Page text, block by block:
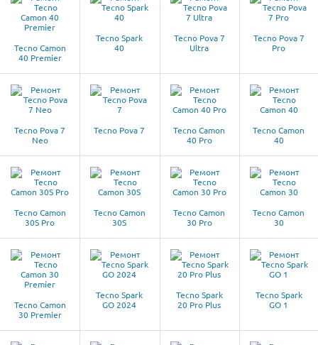
Tecno Camon
40 Premier
Tecno Spark
40
Tecno Pova 7
Ultra
Tecno Pova 7
Pro
Tecno Pova 7
Neo
Tecno Pova 7
Tecno Camon
40 Pro
Tecno Camon
40
Tecno Camon
30S Pro
Tecno Camon
30S
Tecno Camon
30 Pro
Tecno Camon
30
Tecno Camon
30 Premier
Tecno Spark
GO 2024
Tecno Spark
20 Pro Plus
Tecno Spark
GO 1